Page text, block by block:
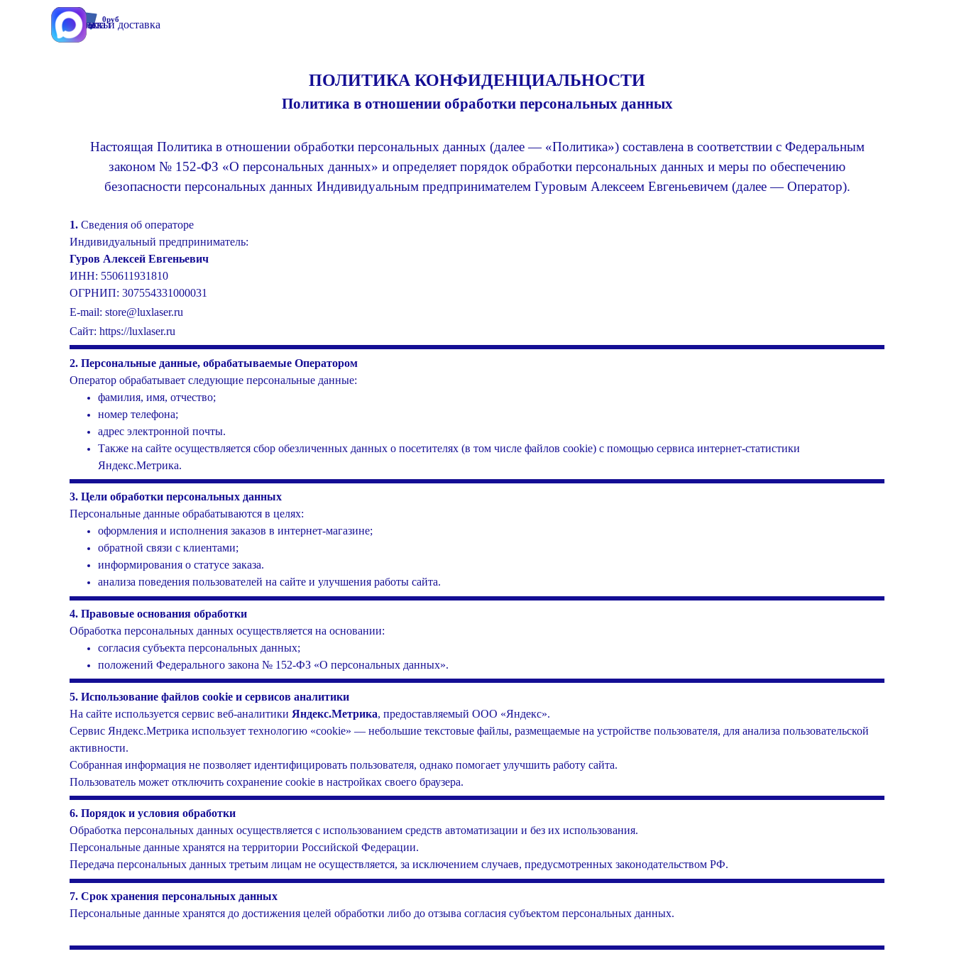
Перейти к контенту
0руб
Поиск
Контакты
Оплата и доставка
ПОЛИТИКА КОНФИДЕНЦИАЛЬНОСТИ
Политика в отношении обработки персональных данных
Настоящая Политика в отношении обработки персональных данных (далее — «Политика») составлена в соответствии с Федеральным
законом № 152-ФЗ «О персональных данных» и определяет порядок обработки персональных данных и меры по обеспечению
безопасности персональных данных Индивидуальным предпринимателем Гуровым Алексеем Евгеньевичем (далее — Оператор).
1. Сведения об операторе
Индивидуальный предприниматель:
Гуров Алексей Евгеньевич
ИНН: 550611931810
ОГРНИП: 307554331000031
E-mail: store@luxlaser.ru
Сайт: https://luxlaser.ru
2. Персональные данные, обрабатываемые Оператором
Оператор обрабатывает следующие персональные данные:
фамилия, имя, отчество;
номер телефона;
адрес электронной почты.
Также на сайте осуществляется сбор обезличенных данных о посетителях (в том числе файлов cookie) с помощью сервиса интернет-статистики
Яндекс.Метрика.
3. Цели обработки персональных данных
Персональные данные обрабатываются в целях:
оформления и исполнения заказов в интернет-магазине;
обратной связи с клиентами;
информирования о статусе заказа.
анализа поведения пользователей на сайте и улучшения работы сайта.
4. Правовые основания обработки
Обработка персональных данных осуществляется на основании:
согласия субъекта персональных данных;
положений Федерального закона № 152-ФЗ «О персональных данных».
5. Использование файлов cookie и сервисов аналитики
На сайте используется сервис веб-аналитики Яндекс.Метрика, предоставляемый ООО «Яндекс».
Сервис Яндекс.Метрика использует технологию «cookie» — небольшие текстовые файлы, размещаемые на устройстве пользователя, для анализа пользовательской
активности.
Собранная информация не позволяет идентифицировать пользователя, однако помогает улучшить работу сайта.
Пользователь может отключить сохранение cookie в настройках своего браузера.
6. Порядок и условия обработки
Обработка персональных данных осуществляется с использованием средств автоматизации и без их использования.
Персональные данные хранятся на территории Российской Федерации.
Передача персональных данных третьим лицам не осуществляется, за исключением случаев, предусмотренных законодательством РФ.
7. Срок хранения персональных данных
Персональные данные хранятся до достижения целей обработки либо до отзыва согласия субъектом персональных данных.